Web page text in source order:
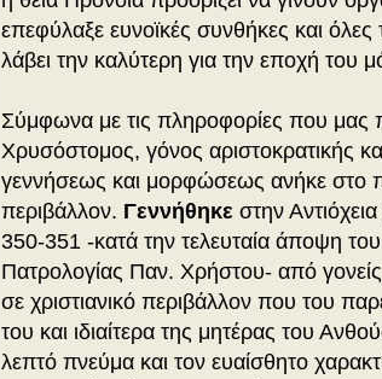
επεφύλαξε ευνοϊκές συνθήκες και
λάβει την καλύτερη για την εποχή του
Σύμφωνα με τις πληροφορίες που μας
Χρυσόστομος, γόνος αριστοκρατικής
γεννήσεως και μορφώσεως ανήκε στο
περιβάλλον. Γεννήθηκε στην
350-351 -κατά την τελευταία άποψη
Πατρολογίας Παν. Χρήστου- από
σε χριστιανικό περιβάλλον που του
του και ιδιαίτερα της μητέρας του
λεπτό πνεύμα και τον ευαίσθητο